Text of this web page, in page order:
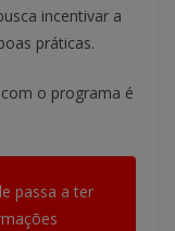
incentivar a
práticas.
o programa é
passa a ter